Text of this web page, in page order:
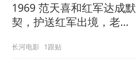
1969 范天喜和红军达成默
契，护送红军出境，老蒋
长河电影 1跟贴